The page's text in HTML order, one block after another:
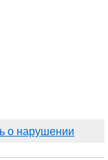
о нарушении